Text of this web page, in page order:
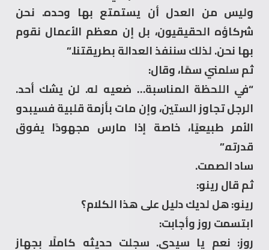
وليس من العدل أن يستمتع بها وحده. نحن
شركاؤه الحقيقيون، بل إن معظم الأعمال نقوم
بها نحن. لذلك سننفذ العدالة بطريقتنا.”
ثم سلمني سمًا، وقال:
“في اللحظة المناسبة… ضعيه له. لن يشك أحد.
الرجل تجاوز الستين، وإن مات بأزمة قلبية فسيبدو
الأمر طبيعيًا، خاصة إذا مارس مجهودًا يفوق
قدرته.”
ساد الصمت.
ثم قال رينو:
رينو: هل لديك دليل على هذا الكلام؟
ابتسمت روز وأجابت:
روز: نعم يا سيدي. سجلت حديثه كاملًا بجهاز